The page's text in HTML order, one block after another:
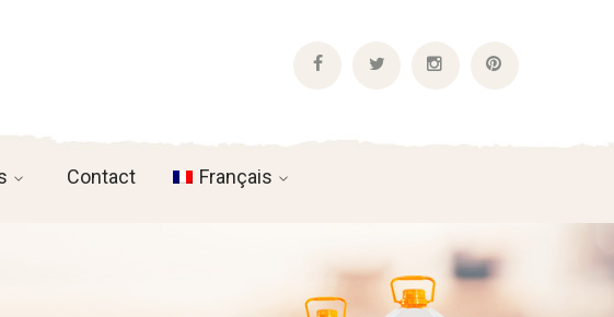
FacebookTwitter Instagram
Contact Français